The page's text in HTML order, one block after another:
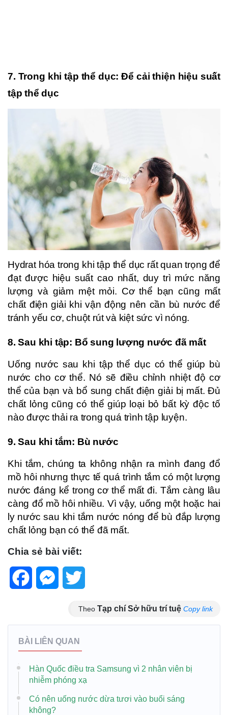
7. Trong khi tập thể dục: Để cải thiện hiệu suất
tập thể dục
Hydrat hóa trong khi tập thể dục rất quan trọng để
đạt được hiệu suất cao nhất, duy trì mức năng
lượng và giảm mệt mỏi. Cơ thể bạn cũng mất
chất điện giải khi vận động nên cần bù nước để
tránh yếu cơ, chuột rút và kiệt sức vì nóng.
8. Sau khi tập: Bổ sung lượng nước đã mất
Uống nước sau khi tập thể dục có thể giúp bù
nước cho cơ thể. Nó sẽ điều chỉnh nhiệt độ cơ
thể của bạn và bổ sung chất điện giải bị mất. Đủ
chất lỏng cũng có thể giúp loại bỏ bất kỳ độc tố
nào được thải ra trong quá trình tập luyện.
9. Sau khi tắm: Bù nước
Khi tắm, chúng ta không nhận ra mình đang đổ
mồ hôi nhưng thực tế quá trình tắm có một lượng
nước đáng kể trong cơ thể mất đi. Tắm càng lâu
càng đổ mồ hôi nhiều. Vì vậy, uống một hoặc hai
ly nước sau khi tắm nước nóng để bù đắp lượng
chất lỏng bạn có thể đã mất.
Chia sẻ bài viết:
FacebookMessenger
Theo Tạp chí Sở hữu trí tuệ Copy link
BÀI LIÊN QUAN
Hàn Quốc điều tra Samsung vì 2 nhân viên bị
nhiễm phóng xạ
Có nên uống nước dừa tươi vào buổi sáng
không?